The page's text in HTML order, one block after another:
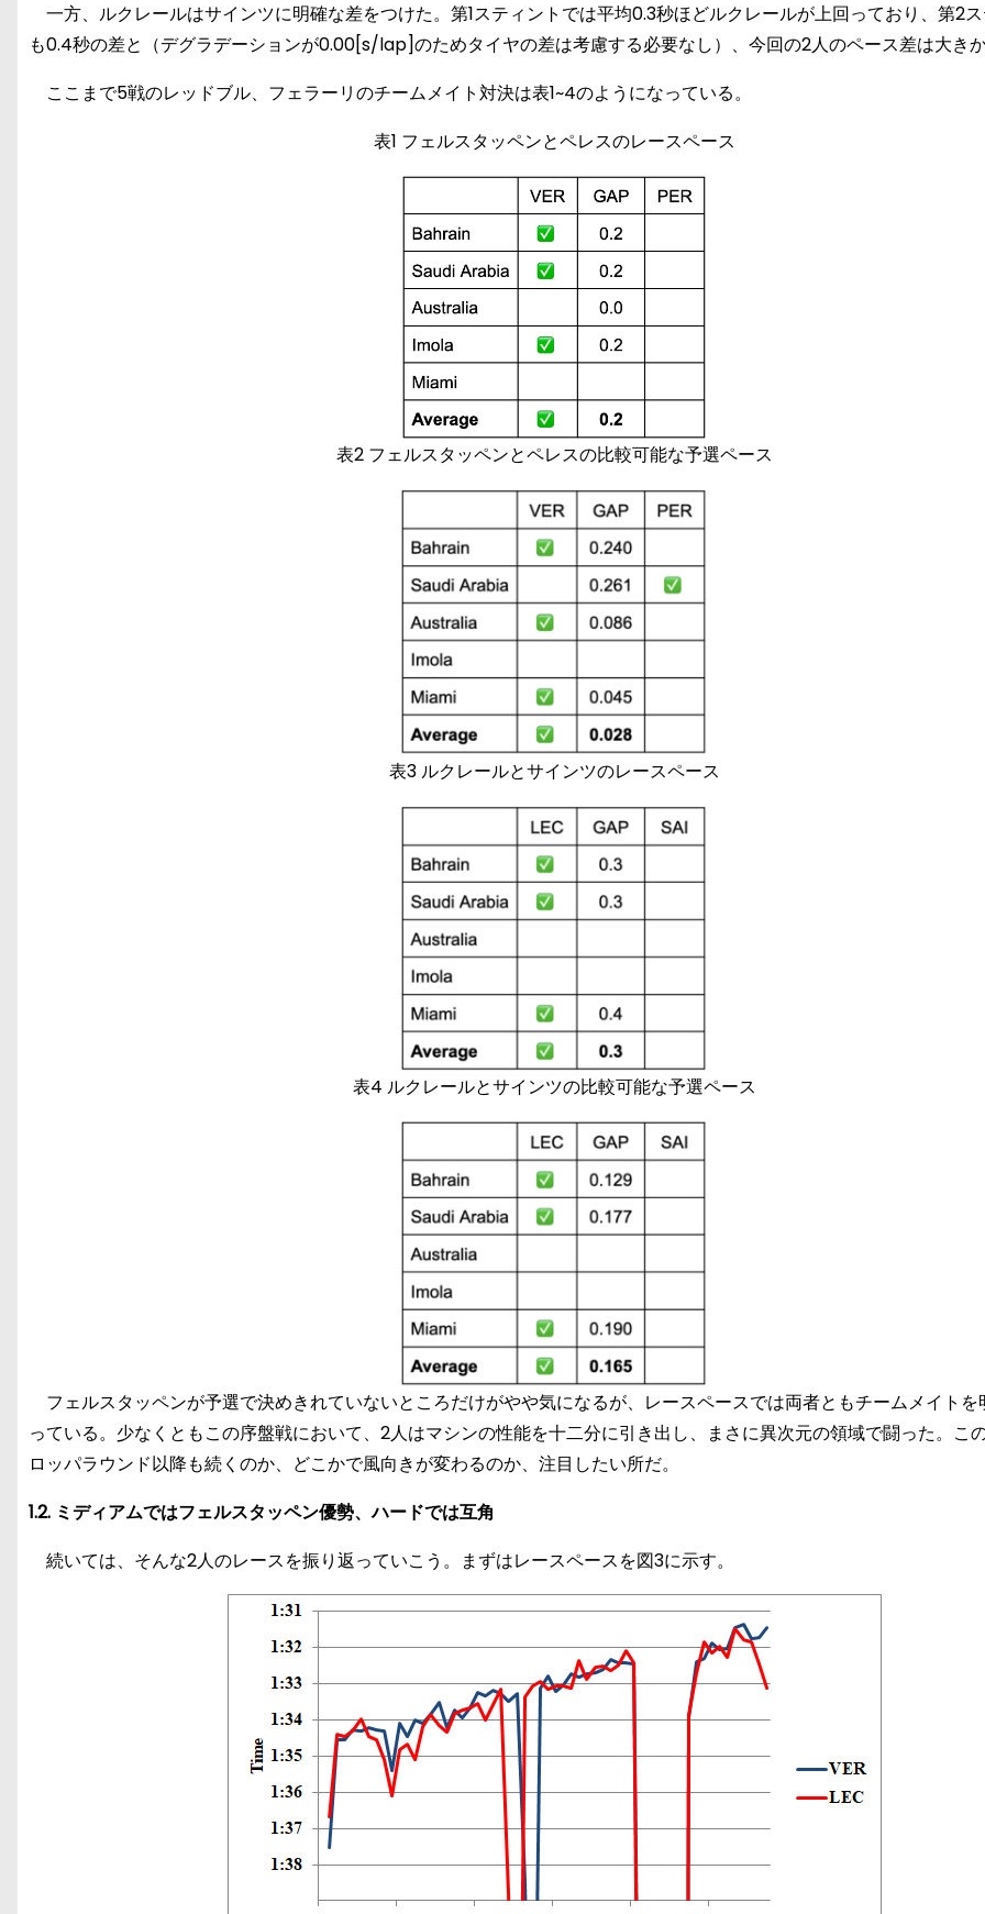
一方、ルクレールはサインツに明確な差をつけた。第1スティントでは平均0.3秒ほどルクレールが上回っており、第2
も0.4秒の差と（デグラデーションが0.00[s/lap]のためタイヤの差は考慮する必要なし）、今回の2人のペース差は大きか
ここまで5戦のレッドブル、フェラーリのチームメイト対決は表1~4のようになっている。
表1 フェルスタッペンとペレスのレースペース
表2 フェルスタッペンとペレスの比較可能な予選ペース
表3 ルクレールとサインツのレースペース
表4 ルクレールとサインツの比較可能な予選ペース
フェルスタッペンが予選で決めきれていないところだけがやや気になるが、レースペースでは両者ともチームメイトを
っている。少なくともこの序盤戦において、2人はマシンの性能を十二分に引き出し、まさに異次元の領域で闘った。こ
ロッパラウンド以降も続くのか、どこかで風向きが変わるのか、注目したい所だ。
1.2. ミディアムではフェルスタッペン優勢、ハードでは互角
続いては、そんな2人のレースを振り返っていこう。まずはレースペースを図3に示す。